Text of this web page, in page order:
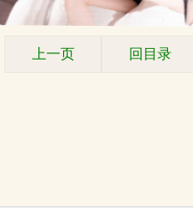
上一页 回目录